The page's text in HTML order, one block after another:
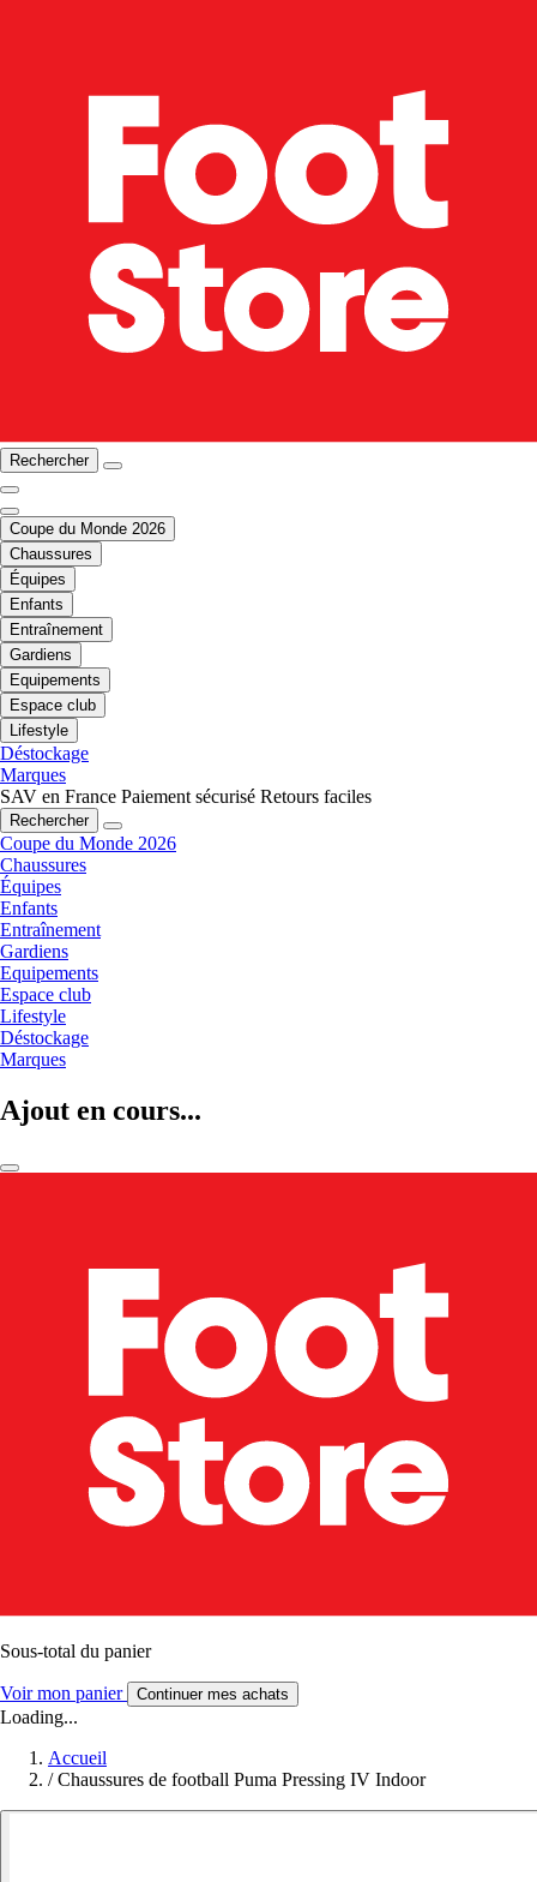
Rechercher
Coupe du Monde 2026
Chaussures
Équipes
Enfants
Entraînement
Gardiens
Equipements
Espace club
Lifestyle
Déstockage
Marques
SAV en France Paiement sécurisé Retours faciles
Rechercher
Coupe du Monde 2026
Chaussures
Équipes
Enfants
Entraînement
Gardiens
Equipements
Espace club
Lifestyle
Déstockage
Marques
Ajout en cours...
Sous-total du panier
Voir mon panier Continuer mes achats
Loading...
Accueil
/ Chaussures de football Puma Pressing IV Indoor